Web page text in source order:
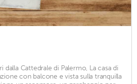
dalla Cattedrale di Palermo, La casa di
con balcone e vista sulla tranquilla